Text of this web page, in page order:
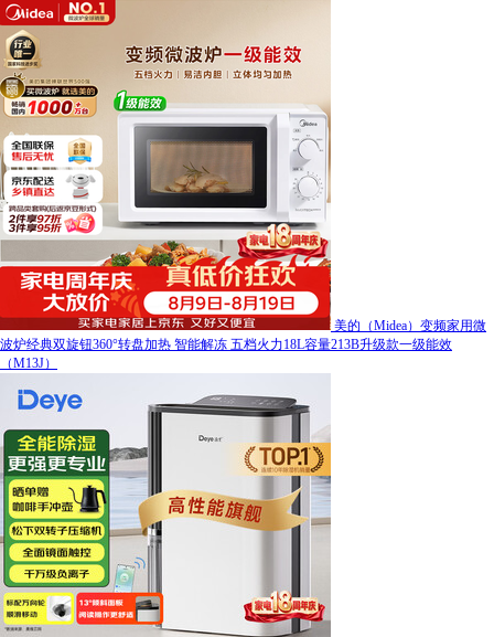
美的（Midea）变频家用微
波炉经典双旋钮360°转盘加热 智能解冻 五档火力18L容量213B升级款一级能效
（M13J）